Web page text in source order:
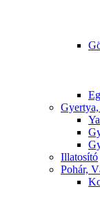
Gyertya,
Illatosító
Pohár,